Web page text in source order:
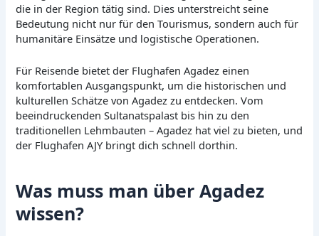
die in der Region tätig sind. Dies unterstreicht seine
Bedeutung nicht nur für den Tourismus, sondern auch für
humanitäre Einsätze und logistische Operationen.
Für Reisende bietet der Flughafen Agadez einen
komfortablen Ausgangspunkt, um die historischen und
kulturellen Schätze von Agadez zu entdecken. Vom
beeindruckenden Sultanatspalast bis hin zu den
traditionellen Lehmbauten – Agadez hat viel zu bieten, und
der Flughafen AJY bringt dich schnell dorthin.
Was muss man über Agadez
wissen?